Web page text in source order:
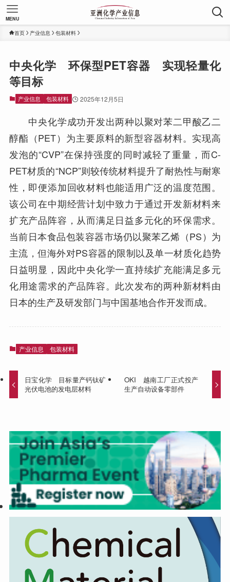
MENU
首页 产业信息 包装材料
中央化学 环保型PET容器 实现轻量化
等目标
产业信息 包装材料 2025年12月5日
中央化学成功开发出两种以聚对苯二甲酸乙二
醇酯（PET）为主要原料的新型容器材料。实现高
发泡的“CVP”在保持强度的同时减轻了重量，而C-
PET材质的“NCP”则较传统材料提升了耐热性与耐寒
性，即便添加回收材料也能适用广泛的温度范围。
该公司在中期经营计划中致力于通过开发新材料来
扩充产品阵容，从而满足日益多元化的环保需求。
当前日本食品包装容器市场仍以聚苯乙烯（PS）为
主流，但海外对PS容器的限制以及单一材质化趋势
日益明显，因此中央化学一直持续扩充能满足多元
化用途需求的产品阵容。此次发布的两种新材料由
日本的生产及研发部门与中国基地合作开发而成。
产业信息 包装材料
日宝化学 目标量产钙钛矿
光伏电池的发电层材料
OKI 越南工厂正式投产
生产自动设备零部件